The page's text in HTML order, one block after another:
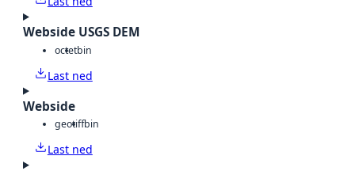
Webside USGS DEM
octetbin
Last ned
Webside
geotiffbin
Last ned